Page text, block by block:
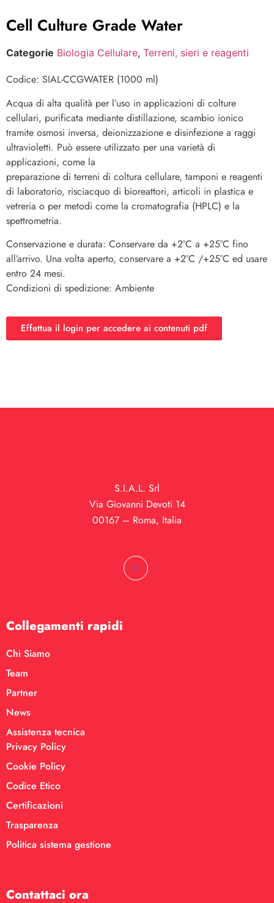
Cell Culture Grade Water
Categorie Biologia Cellulare, Terreni, sieri e reagenti
Codice: SIAL-CCGWATER (1000 ml)
Acqua di alta qualità per l’uso in applicazioni di colture
cellulari, purificata mediante distillazione, scambio ionico
tramite osmosi inversa, deionizzazione e disinfezione a raggi
ultravioletti. Può essere utilizzato per una varietà di
applicazioni, come la
preparazione di terreni di coltura cellulare, tamponi e reagenti
di laboratorio, risciacquo di bioreattori, articoli in plastica e
vetreria o per metodi come la cromatografia (HPLC) e la
spettrometria.
Conservazione e durata: Conservare da +2°C a +25°C fino
all’arrivo. Una volta aperto, conservare a +2°C /+25°C ed usare
entro 24 mesi.
Condizioni di spedizione: Ambiente
Effettua il login per accedere ai contenuti pdf
S.I.A.L. Srl
Via Giovanni Devoti 14
00167 – Roma, Italia
Collegamenti rapidi
Chi Siamo
Team
Partner
News
Assistenza tecnica
Privacy Policy
Cookie Policy
Codice Etico
Certificazioni
Trasparenza
Politica sistema gestione
Contattaci ora